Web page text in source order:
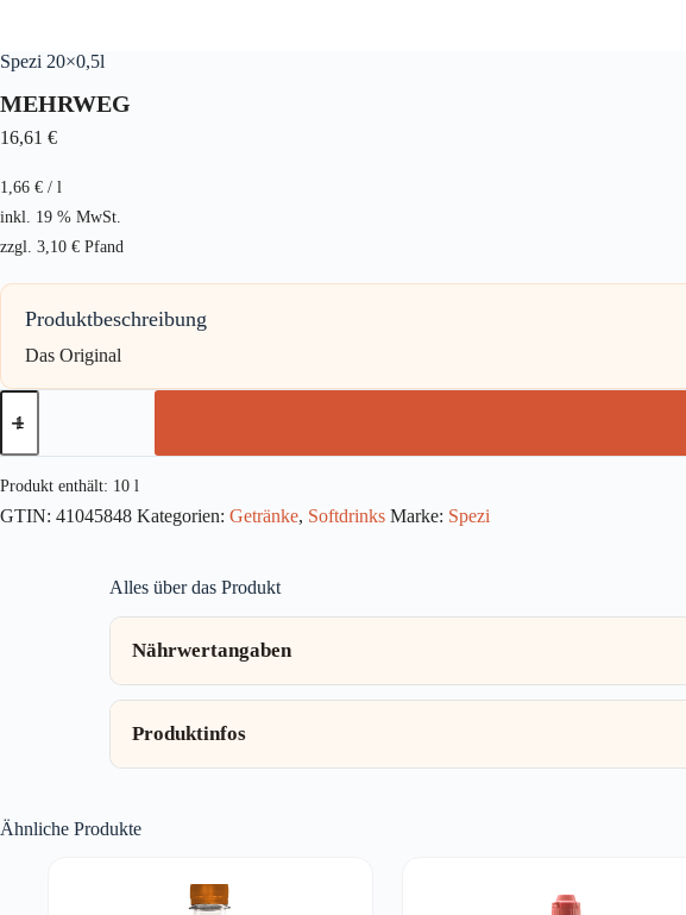
Spezi 20×0,5l
MEHRWEG
16,61 €
1,66 € / l
inkl. 19 % MwSt.
zzgl. 3,10 € Pfand
Produktbeschreibung
Das Original
Spezi
20x0,5l
Produkt enthält: 10 l
GTIN: 41045848 Kategorien: Getränke, Softdrinks Marke: Spezi
Alles über das Produkt
Nährwertangaben
Produktinfos
Ähnliche Produkte